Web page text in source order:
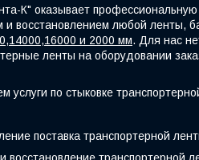
К" оказывает
и восстановлением любой ленты,
и 2000 мм. Для нас
ленты на оборудовании
услуги по стыковке
поставка транспортерной
восстановление транспортерной